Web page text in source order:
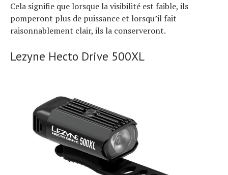
Cela signifie que lorsque la visibilité est faible, ils
pomperont plus de puissance et lorsqu’il fait
raisonnablement clair, ils la conserveront.
Lezyne Hecto Drive 500XL